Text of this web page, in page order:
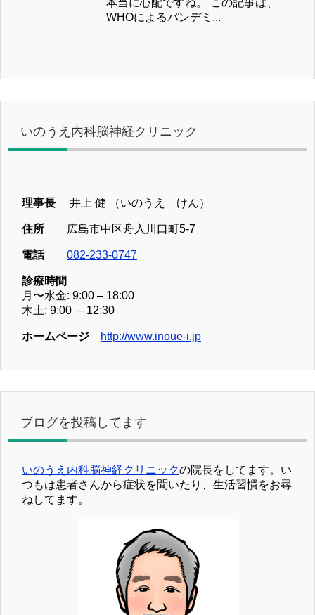
本当に心配ですね。 この記事は、
WHOによるパンデミ...
いのうえ内科脳神経クリニック
理事長 井上 健 （いのうえ けん）
住所 広島市中区舟入川口町5-7
電話 082-233-0747
診療時間
月〜水金: 9:00 – 18:00
木土: 9:00 – 12:30
ホームページ http://www.inoue-i.jp
ブログを投稿してます
いのうえ内科脳神経クリニックの院長をしてます。い
つもは患者さんから症状を聞いたり、生活習慣をお尋
ねしてます。